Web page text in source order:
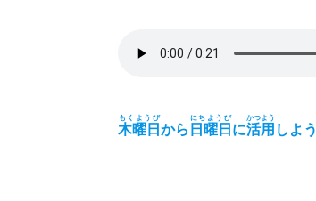
木曜日
もくようび
から 日曜日
にちようび
に活用
かつよう
しよう